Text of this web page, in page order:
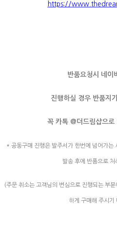
https://
반품요청시 네이
진행하실 경우 반품지
꼭 카톡 @더드림샵으
* 공동구매 진행은 발주서가 한번에 넘어가는
발송 후에 반품으로 처
(주문 취소는 고객님의 변심으로 진행되는 부
하게 구매해 주시기